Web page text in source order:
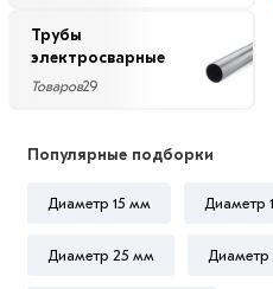
Трубы
электросварные
Товаров29
Популярные подборки
Диаметр 15 мм Диаметр
Диаметр 25 мм Диаметр
—
Диаметр